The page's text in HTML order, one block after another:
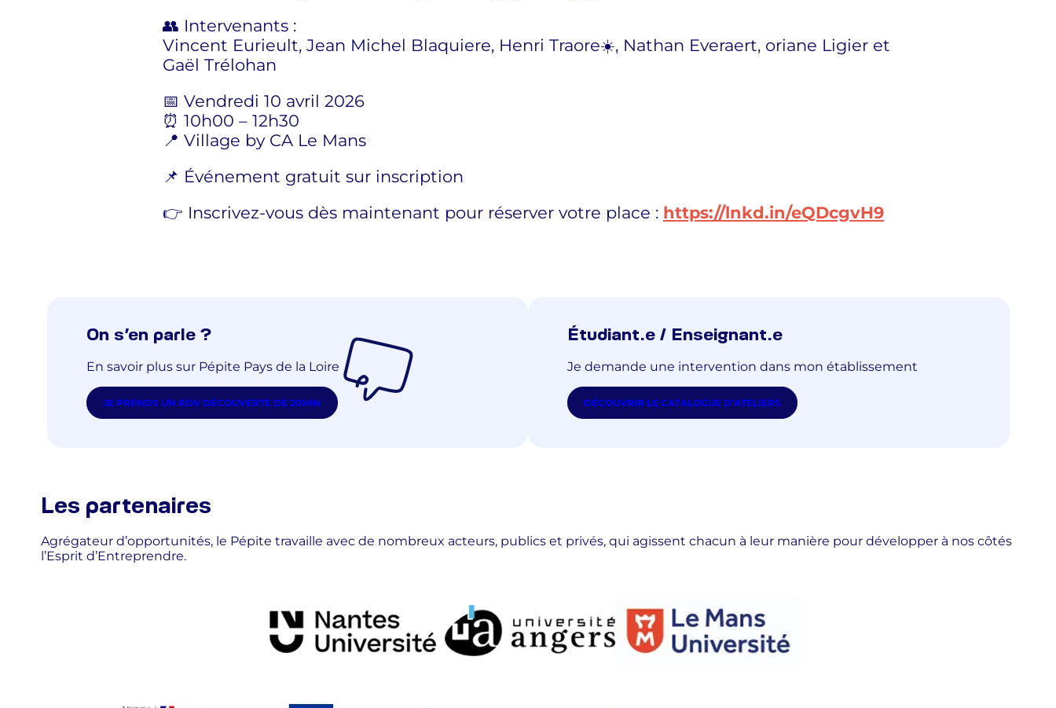
👥 Intervenants :
Vincent Eurieult, Jean Michel Blaquiere, Henri Traore☀️, Nathan Everaert, oriane Ligier et
Gaël Trélohan
📅 Vendredi 10 avril 2026
⏰ 10h00 – 12h30
📍 Village by CA Le Mans
📌 Événement gratuit sur inscription
👉 Inscrivez-vous dès maintenant pour réserver votre place : https://lnkd.in/eQDcgvH9
On s’en parle ?
En savoir plus sur Pépite Pays de la Loire
JE PRENDS UN RDV DÉCOUVERTE DE 20MIN
Étudiant.e / Enseignant.e
Je demande une intervention dans mon établissement
DÉCOUVRIR LE CATALOGUE D’ATELIERS
Les partenaires
Agrégateur d’opportunités, le Pépite travaille avec de nombreux acteurs, publics et privés, qui agissent chacun à leur manière pour développer à nos côtés
l’Esprit d’Entreprendre.